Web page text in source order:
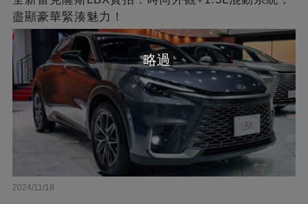
盡顯豪華緊湊魅力！
2024/11/18
略過